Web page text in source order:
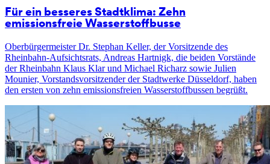
Für ein besseres Stadtklima: Zehn
emissionsfreie Wasserstoffbusse
Oberbürgermeister Dr. Stephan Keller, der Vorsitzende des
Rheinbahn-Aufsichtsrats, Andreas Hartnigk, die beiden Vorstände
der Rheinbahn Klaus Klar und Michael Richarz sowie Julien
Mounier, Vorstandsvorsitzender der Stadtwerke Düsseldorf, haben
den ersten von zehn emissionsfreien Wasserstoffbussen begrüßt.